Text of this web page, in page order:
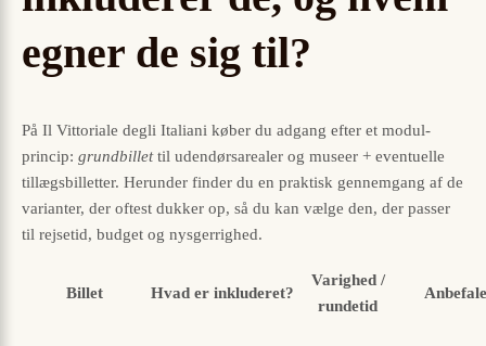
egner de sig til?
På Il Vittoriale degli Italiani køber du adgang efter et modul-
princip: grundbillettil udendørsarealer og museer + eventuelle
tillægsbilletter. Herunder finder du en praktisk gennemgang af de
varianter, der oftest dukker op, så du kan vælge den, der passer
til rejsetid, budget og nysgerrighed.
Billet Hvad er inkluderet?
Varighed /
rundetid